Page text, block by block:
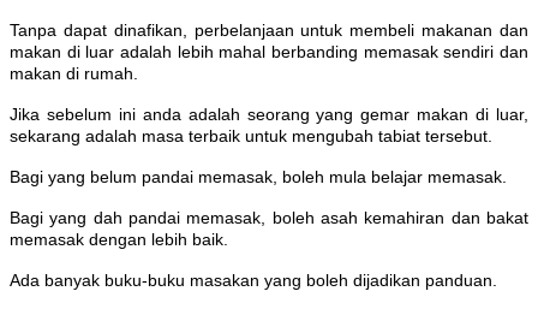
Tanpa dapat dinafikan, perbelanjaan untuk membeli makanan dan
makan di luar adalah lebih mahal berbanding memasak sendiri dan
makan di rumah.
Jika sebelum ini anda adalah seorang yang gemar makan di luar,
sekarang adalah masa terbaik untuk mengubah tabiat tersebut.
Bagi yang belum pandai memasak, boleh mula belajar memasak.
Bagi yang dah pandai memasak, boleh asah kemahiran dan bakat
memasak dengan lebih baik.
Ada banyak buku-buku masakan yang boleh dijadikan panduan.